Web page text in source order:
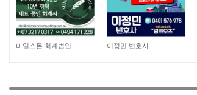
3,084
마일스톤 회계법인 8,206
이정민 변호사